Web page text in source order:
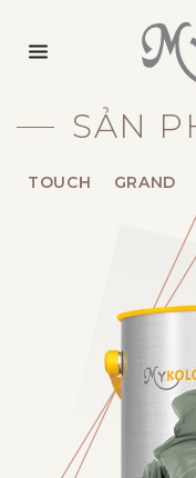
SẢN
TOUCH GRAND